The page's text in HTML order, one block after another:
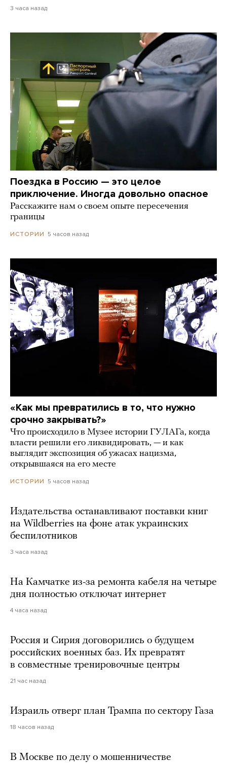
3 часа назад
Поездка в Россию — это целое
приключение. Иногда довольно опасное
Расскажите нам о своем опыте пересечения
границы
ИСТОРИИ 5 часов назад
«Как мы превратились в то, что нужно
срочно закрывать?»
Что происходило в Музее истории ГУЛАГа, когда
власти решили его ликвидировать, — и как
выглядит экспозиция об ужасах нацизма,
открывшаяся на его месте
ИСТОРИИ 5 часов назад
Издательства останавливают поставки книг
на Wildberries на фоне атак украинских
беспилотников
3 часа назад
На Камчатке из-за ремонта кабеля на четыре
дня полностью отключат интернет
4 часа назад
Россия и Сирия договорились о будущем
российских военных баз. Их превратят
в совместные тренировочные центры
21 час назад
Израиль отверг план Трампа по сектору Газа
18 часов назад
В Москве по делу о мошенничестве